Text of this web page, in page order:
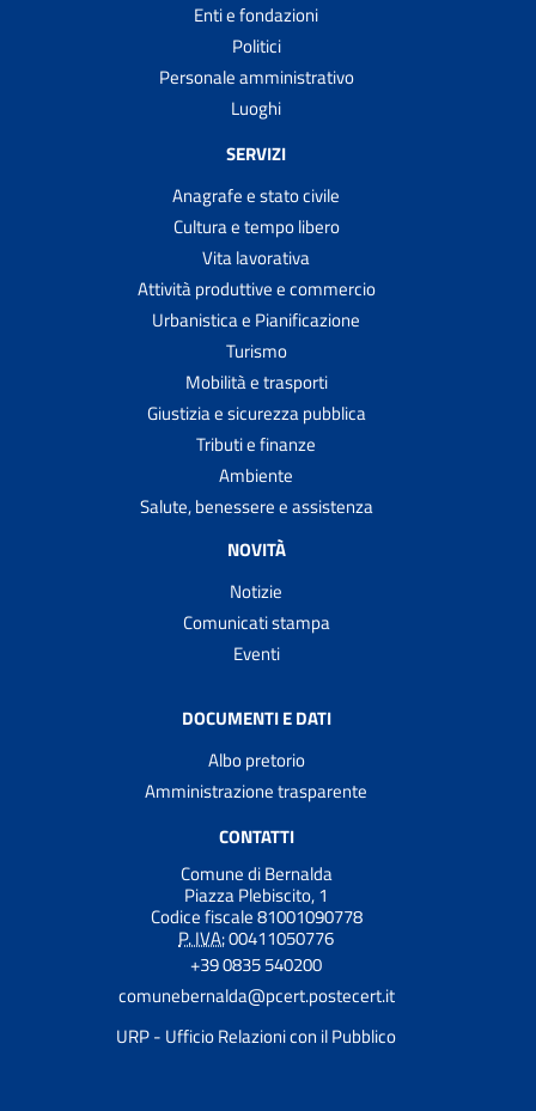
Enti e fondazioni
Politici
Personale amministrativo
Luoghi
SERVIZI
Anagrafe e stato civile
Cultura e tempo libero
Vita lavorativa
Attività produttive e commercio
Urbanistica e Pianificazione
Turismo
Mobilità e trasporti
Giustizia e sicurezza pubblica
Tributi e finanze
Ambiente
Salute, benessere e assistenza
NOVITÀ
Notizie
Comunicati stampa
Eventi
DOCUMENTI E DATI
Albo pretorio
Amministrazione trasparente
CONTATTI
Comune di Bernalda
Piazza Plebiscito, 1
Codice fiscale 81001090778
P. IVA:00411050776
+39 0835 540200
comunebernalda@pcert.postecert.it
URP - Ufficio Relazioni con il Pubblico